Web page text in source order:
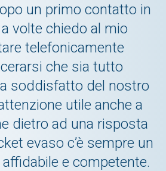
un primo contatto in
volte chiedo al mio
telefonicamente
che sia tutto
soddisfatto del nostro
utile anche a
dietro ad una risposta
evaso c’è sempre un
e competente.